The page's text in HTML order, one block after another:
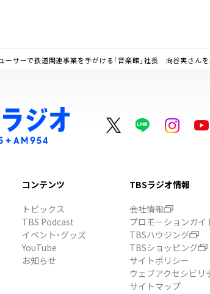
ーサーで鉄道関連事業を手がける「音楽館」社長 向谷実さん
コンテンツ
トピックス
TBS Podcast
イベント・グッズ
YouTube
お知らせ
TBSラジオ情報
会社情報
プロモーションガイ
TBSハウジング
TBSショッピング
サイトポリシー
ウェブアクセシビリ
サイトマップ